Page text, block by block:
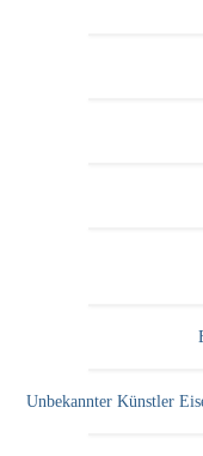
Unbekannter Künstler